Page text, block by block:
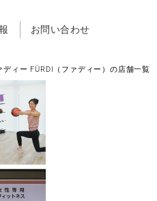
お問い合わせ
ィー FÜRDI（ファディー）の店舗一覧